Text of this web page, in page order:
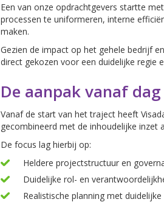
Een van onze opdrachtgevers startte
processen te uniformeren, interne
maken.
Gezien de impact op het gehele bedrijf
direct gekozen voor een duidelijke regie
De aanpak vanaf dag
Vanaf de start van het traject heeft
gecombineerd met de inhoudelijke inzet
De focus lag hierbij op:
Heldere projectstructuur en
Duidelijke rol- en
Realistische planning met